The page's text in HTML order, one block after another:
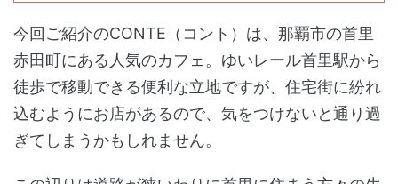
今回ご紹介のCONTE（コント）は、那覇市の首里
赤田町にある人気のカフェ。ゆいレール首里駅から
徒歩で移動できる便利な立地ですが、住宅街に紛れ
込むようにお店があるので、気をつけないと通り過
ぎてしまうかもしれません。